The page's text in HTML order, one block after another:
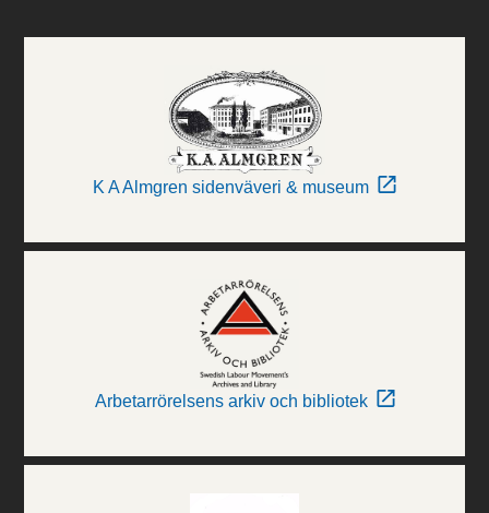
K A Almgren sidenväveri & museum
Arbetarrörelsens arkiv och bibliotek